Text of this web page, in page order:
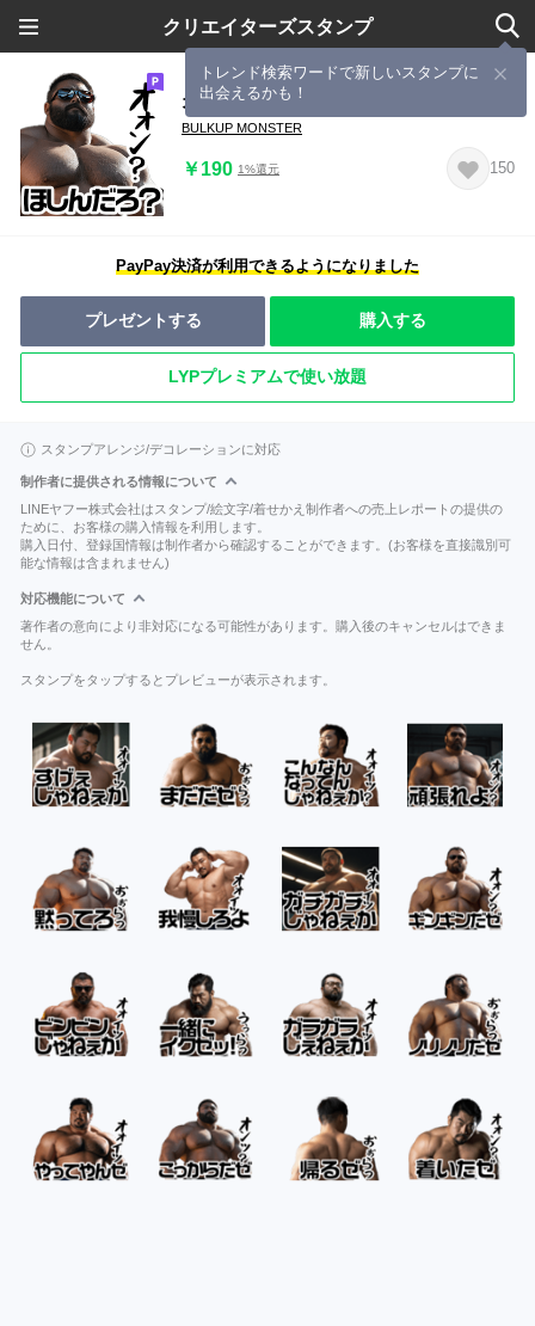
クリエイターズスタンプ
トレンド検索ワードで新しいスタンプに
出会えるかも！
オラオラ系ガチムチ専門スタンプ
BULKUP MONSTER
￥190 1%還元 150
PayPay決済が利用できるようになりました
プレゼントする 購入する
LYPプレミアムで使い放題
スタンプアレンジ/デコレーションに対応
制作者に提供される情報について
LINEヤフー株式会社はスタンプ/絵文字/着せかえ制作者への売上レポートの提供の
ために、お客様の購入情報を利用します。
購入日付、登録国情報は制作者から確認することができます。(お客様を直接識別可
能な情報は含まれません)
対応機能について
著作者の意向により非対応になる可能性があります。購入後のキャンセルはできま
せん。
スタンプをタップするとプレビューが表示されます。